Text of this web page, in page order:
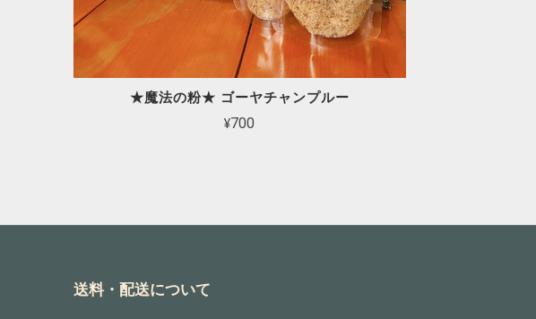
★魔法の粉★ ゴーヤチャンプルー
¥700
送料・配送について